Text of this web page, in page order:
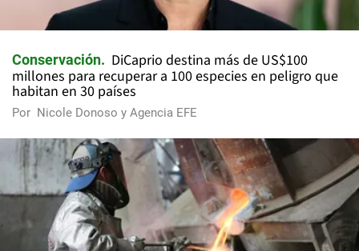
Conservación
DiCaprio destina más de US$100
millones para recuperar a 100 especies en peligro que
habitan en 30 países
Por Nicole Donoso y Agencia EFE